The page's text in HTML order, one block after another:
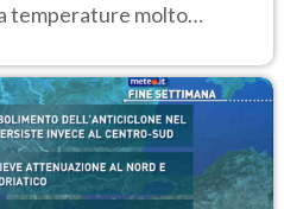
temperature molto